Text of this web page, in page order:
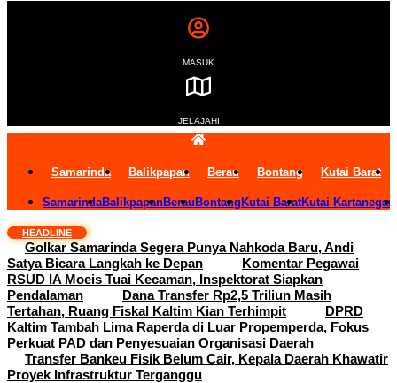
MASUK
JELAJAHI
Samarinda Balikpapan Berau Bontang Kutai Barat
SamarindaBalikpapanBerau Bontang Kutai BaratKutai
HEADLINE
Golkar Samarinda Segera Punya Nahkoda Baru, Andi
Satya Bicara Langkah ke Depan
Komentar Pegawai
RSUD IA Moeis Tuai Kecaman, Inspektorat Siapkan
Pendalaman
Dana Transfer Rp2,5 Triliun Masih
Tertahan, Ruang Fiskal Kaltim Kian Terhimpit
DPRD
Kaltim Tambah Lima Raperda di Luar Propemperda, Fokus
Perkuat PAD dan Penyesuaian Organisasi Daerah
Transfer Bankeu Fisik Belum Cair, Kepala Daerah Khawatir
Proyek Infrastruktur Terganggu